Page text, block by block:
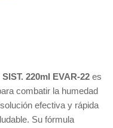
220ml EVAR-22 es
combatir la humedad
efectiva y rápida
Su fórmula